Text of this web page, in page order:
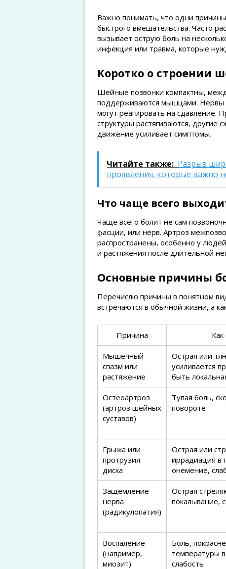
Важно понимать, что одни
быстрого вмешательства. Часто
вызывает острую боль на
инфекция или травма, которые
Коротко о строении
Шейные позвонки компактны,
поддерживаются мышцами. Нервы
могут реагировать на сдавление.
структуры растягиваются, другие
движение усиливает симптомы.
Читайте также: Разрыв
проявления, которые важно
Что чаще всего
Чаще всего болит не сам
фасции, или нерв. Артроз
распространены, особенно у
и растяжения после длительной
Основные причины
Перечислю причины в понятном
встречаются в обычной жизни, а
Причина
Мышечный
спазм или
растяжение
Острая или
усиливается
быть
Остеоартроз
(артроз шейных
суставов)
Тупая боль,
повороте
Грыжа или
протрузия
диска
Острая или
иррадиация в
онемение,
Защемление
нерва
(радикулопатия)
Острая
покалывание,
Воспаление
(например,
миозит)
Боль,
температуры
слабость